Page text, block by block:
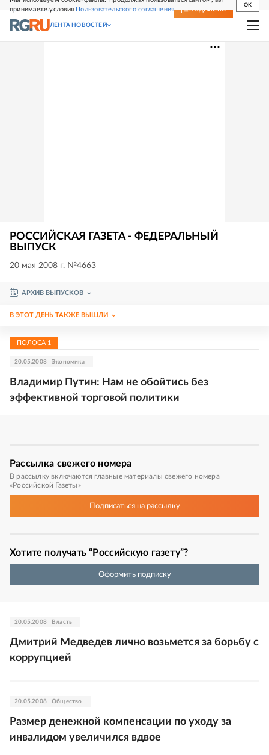
принимаете условия Пользовательского соглашения
OK
СВЕЖИЙ НОМЕР ПОДПИСКА
ЛЕНТА НОВОСТЕЙ
РОССИЙСКАЯ ГАЗЕТА - ФЕДЕРАЛЬНЫЙ
ВЫПУСК
20 мая 2008 г. №4663
АРХИВ ВЫПУСКОВ
В ЭТОТ ДЕНЬ ТАКЖЕ ВЫШЛИ
ПОЛОСА 1
20.05.2008 Экономика
Владимир Путин: Нам не обойтись без
эффективной торговой политики
Рассылка свежего номера
В рассылку включаются главные материалы свежего номера
«Российской Газеты»
Подписатьсяна рассылку
Хотите получать “Российскую газету”?
Оформить подписку
20.05.2008 Власть
Дмитрий Медведев лично возьмется за борьбу с
коррупцией
20.05.2008 Общество
Размер денежной компенсации по уходу за
инвалидом увеличился вдвое